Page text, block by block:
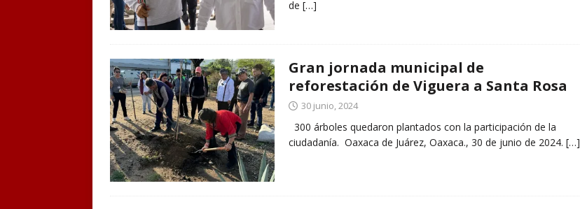
de […]
Gran jornada municipal de
reforestación de Viguera a Santa Rosa
30 junio, 2024
300 árboles quedaron plantados con la participación de la
ciudadanía. Oaxaca de Juárez, Oaxaca., 30 de junio de 2024. […]